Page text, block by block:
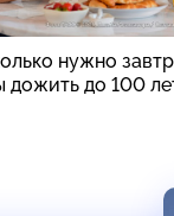
нужно
дожить до 100